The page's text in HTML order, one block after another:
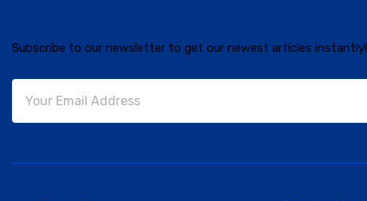
Subscribe to our newsletter to get our newest articles instantly!